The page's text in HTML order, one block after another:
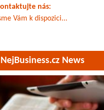
nás:
Vám k dispozici...
NejBusiness.cz News